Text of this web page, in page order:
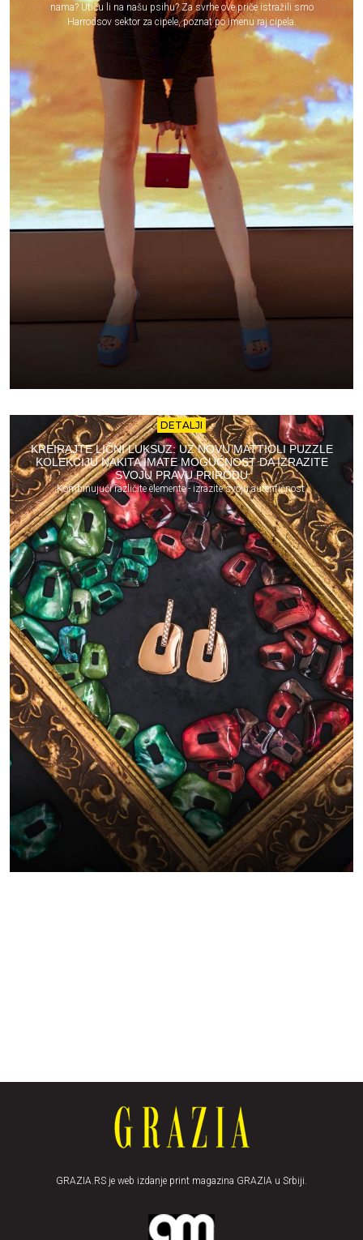
nama? Utiču li na našu psihu? Za svrhe ove priče istražili smo
Harrodsov sektor za cipele, poznat po imenu raj cipela.
DETALJI
KREIRAJTE LIČNI LUKSUZ: UZ NOVU MATTIOLI PUZZLE
KOLEKCIJU NAKITA IMATE MOGUĆNOST DA IZRAZITE
SVOJU PRAVU PRIRODU
Kombinujući različite elemente - izrazite svoju autentičnost.
GRAZIA.RS je web izdanje print magazina GRAZIA u Srbiji.